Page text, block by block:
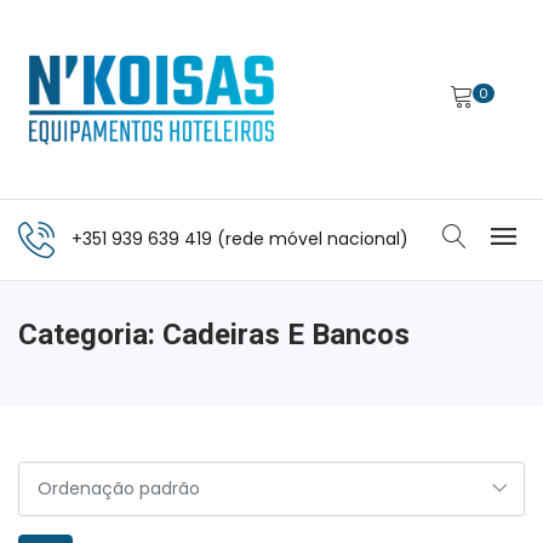
0
+351 939 639 419 (rede móvel nacional)
Categoria: Cadeiras E Bancos